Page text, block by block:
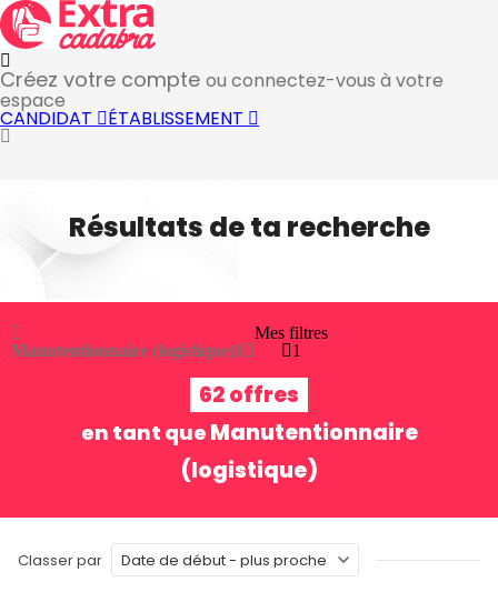
Créez votre compte ou connectez-vous à votre
espace
CANDIDAT ÉTABLISSEMENT
Résultats de ta recherche
Manutentionnaire (logistique)1
Mes filtres
1
62 offres
en tant que Manutentionnaire
(logistique)
Classer par